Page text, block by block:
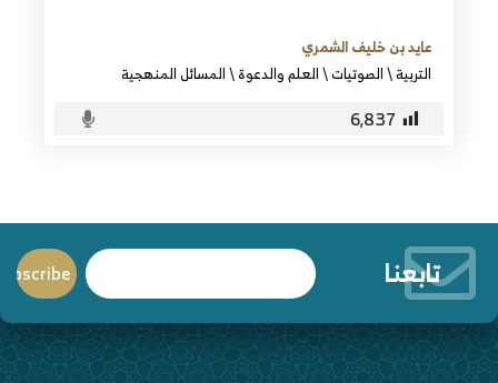
عايد بن خليف الشمري
التربية\الصوتيات\العلم والدعوة\المسائل المنهجية
6٬837
تابعنا